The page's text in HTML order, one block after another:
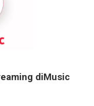
diMusic